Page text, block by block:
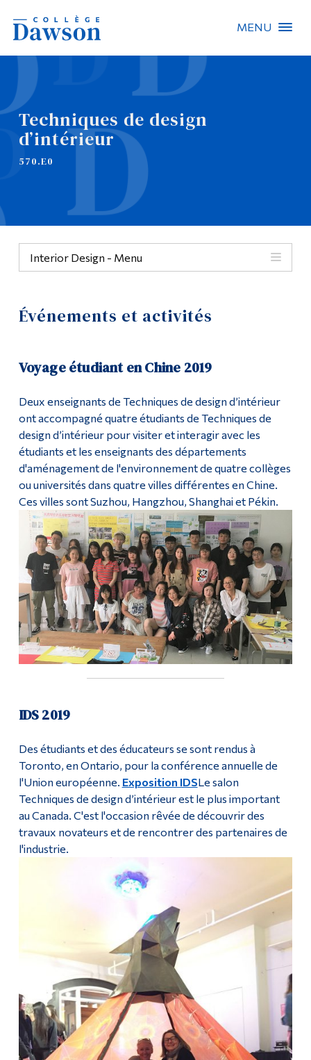
MENU
Techniques de design
d’intérieur
570.E0
Interior Design - Menu
Cours
Diplômé·es
Poursuivre la lecture
Travaux étudiants
Événements et activités
Événements et activités
Voyage étudiant en Chine 2019
Deux enseignants de Techniques de design d’intérieur
ont accompagné quatre étudiants de Techniques de
design d’intérieur pour visiter et interagir avec les
étudiants et les enseignants des départements
d'aménagement de l'environnement de quatre collèges
ou universités dans quatre villes différentes en Chine.
Ces villes sont Suzhou, Hangzhou, Shanghai et Pékin.
IDS 2019
Des étudiants et des éducateurs se sont rendus à
Toronto, en Ontario, pour la conférence annuelle de
l'Union européenne. Exposition IDSLe salon
Techniques de design d’intérieur est le plus important
au Canada. C'est l'occasion rêvée de découvrir des
travaux novateurs et de rencontrer des partenaires de
l'industrie.
Recherche sur le site
Recherche de personnes
Omnivox
Informations
Liens
Menu principal
Programmes
Formation continue
Admissions
La vie à Dawson
Qui vous êtes
Futurs étudiants
Étudiants actuels
Corps enseignant et
personnel administratif
Diplômé·es et visiteur·euses